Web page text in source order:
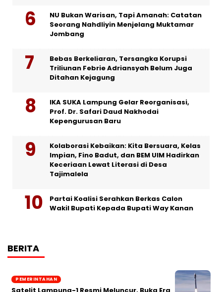
NU Bukan Warisan, Tapi Amanah: Catatan
Seorang Nahdliyin Menjelang Muktamar
Jombang
Bebas Berkeliaran, Tersangka Korupsi
Triliunan Febrie Adriansyah Belum Juga
Ditahan Kejagung
IKA SUKA Lampung Gelar Reorganisasi,
Prof. Dr. Safari Daud Nakhodai
Kepengurusan Baru
Kolaborasi Kebaikan: Kita Bersuara, Kelas
Impian, Fino Badut, dan BEM UIM Hadirkan
Keceriaan Lewat Literasi di Desa
Tajimalela
Partai Koalisi Serahkan Berkas Calon
Wakil Bupati Kepada Bupati Way Kanan
BERITA
PEMERINTAHAN